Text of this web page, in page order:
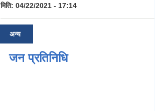
मिति: 04/22/2021 - 17:14
अन्य
जन प्रतिनिधि